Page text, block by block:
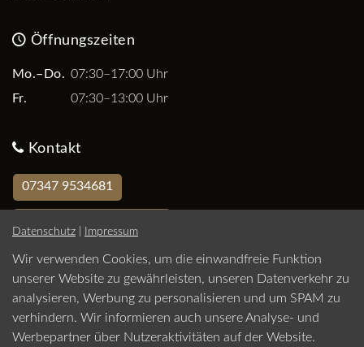
Öffnungszeiten
Mo.–Do. 07:30–17:00 Uhr
Fr.
07:30–13:00 Uhr
Kontakt
07347 9534681
Impressum
Datenschutz
Barrierefreiheit
Cookie Einstellungen
Datenschutz Impressum
Wir verwenden Cookies, um die einwandfreie Funktion
unserer Website zu gewährleisten, unseren Datenverkehr zu
analysieren, Werbung zu personalisieren und um SPAM zu
verhindern. Wir informieren auch unsere Analyse- und
Werbepartner über Nutzeraktivitäten auf der Website.